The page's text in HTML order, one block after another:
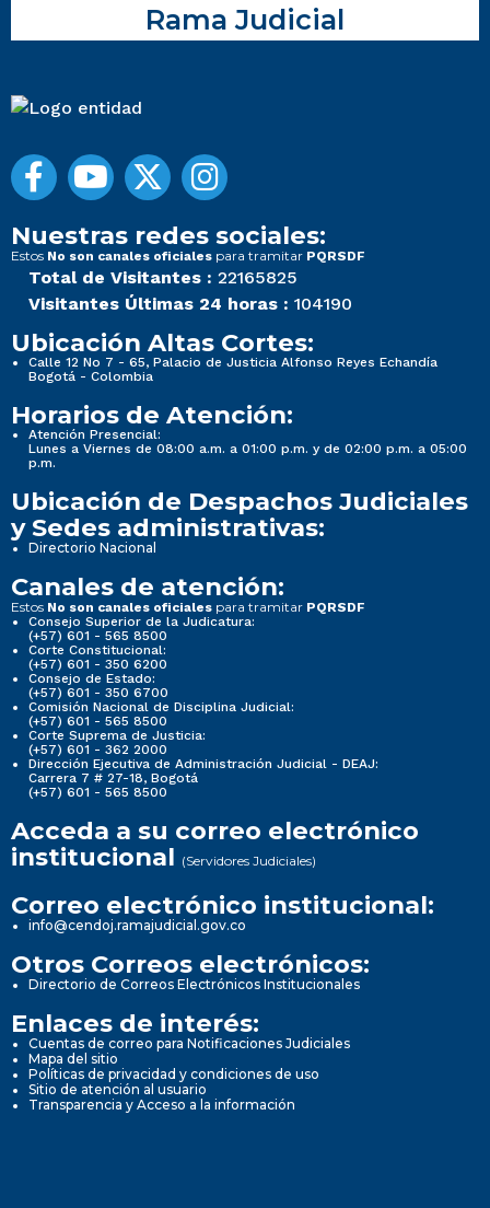
Rama Judicial
Nuestras redes sociales:
Estos No son canales oficiales para tramitar PQRSDF
Total de Visitantes : 22165825
Visitantes Últimas 24 horas : 104190
Ubicación Altas Cortes:
Calle 12 No 7 - 65, Palacio de Justicia Alfonso Reyes Echandía
Bogotá - Colombia
Horarios de Atención:
Atención Presencial:
Lunes a Viernes de 08:00 a.m. a 01:00 p.m. y de 02:00 p.m. a 05:00
p.m.
Ubicación de Despachos Judiciales
y Sedes administrativas:
Directorio Nacional
Canales de atención:
Estos No son canales oficiales para tramitar PQRSDF
Consejo Superior de la Judicatura:
(+57) 601 - 565 8500
Corte Constitucional:
(+57) 601 - 350 6200
Consejo de Estado:
(+57) 601 - 350 6700
Comisión Nacional de Disciplina Judicial:
(+57) 601 - 565 8500
Corte Suprema de Justicia:
(+57) 601 - 362 2000
Dirección Ejecutiva de Administración Judicial - DEAJ:
Carrera 7 # 27-18, Bogotá
(+57) 601 - 565 8500
Acceda a su correo electrónico
institucional (Servidores Judiciales)
Correo electrónico institucional:
info@cendoj.ramajudicial.gov.co
Otros Correos electrónicos:
Directorio de Correos Electrónicos Institucionales
Enlaces de interés:
Cuentas de correo para Notificaciones Judiciales
Mapa del sitio
Políticas de privacidad y condiciones de uso
Sitio de atención al usuario
Transparencia y Acceso a la información